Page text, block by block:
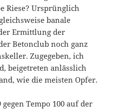
Riese? Ursprünglich
banale
Ermittlung der
Betonclub noch ganz
Zugegeben, ich
beigetreten anlässlich
wie die meisten Opfer.
Tempo 100 auf der